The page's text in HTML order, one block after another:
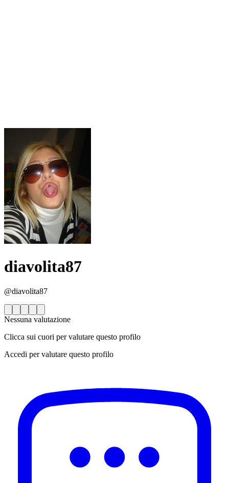
diavolita87
@diavolita87
Nessuna valutazione
Clicca sui cuori per valutare questo profilo
Accedi per valutare questo profilo